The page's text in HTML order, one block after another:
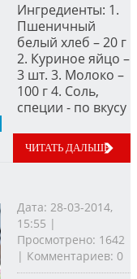
Ингредиенты: 1.
Пшеничный
белый хлеб – 20 г
2. Куриное яйцо –
3 шт. 3. Молоко –
100 г 4. Соль,
специи - по вкусу
ЧИТАТЬ ДАЛЬШЕ
Дата: 28-03-2014,
15:55 |
Просмотрено: 1642
| Комментариев: 0